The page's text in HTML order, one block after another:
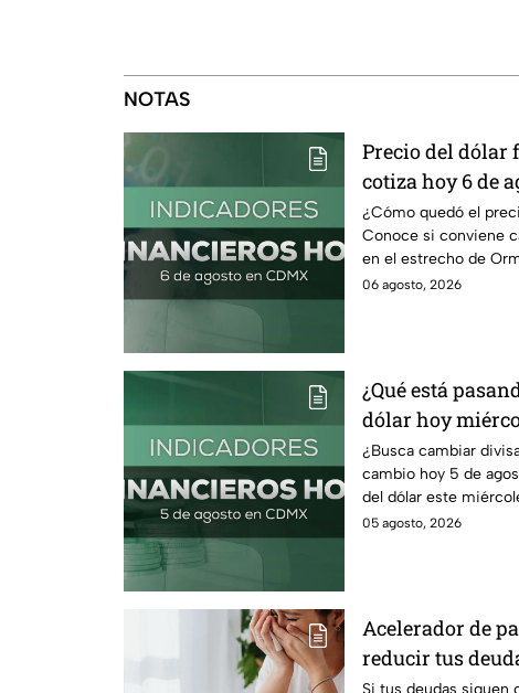
NOTAS
Precio del dólar
cotiza hoy 6 de
¿Cómo quedó el
Conoce si conviene
en el estrecho de
petróleo.
06 agosto, 2026
¿Qué está
dólar hoy
¿Busca cambiar
cambio hoy 5 de
del dólar este
comprar.
05 agosto, 2026
Acelerador de
reducir tus
recuperar el